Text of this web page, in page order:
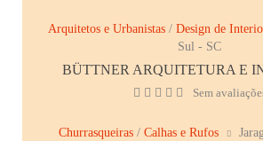
Arquitetos e Urbanistas/ Design de
Sul - SC
BÜTTNER ARQUITETURA E
Sem
Churrasqueiras / Calhas e Rufos